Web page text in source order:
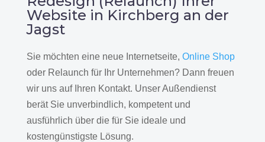
Website in Kirchberg an der
Jagst
Sie möchten eine neue Internetseite, Online Shop
oder Relaunch für Ihr Unternehmen? Dann freuen
wir uns auf Ihren Kontakt. Unser Außendienst
berät Sie unverbindlich, kompetent und
ausführlich über die für Sie ideale und
kostengünstigste Lösung.